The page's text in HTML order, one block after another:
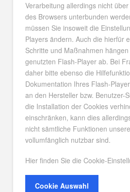
Verarbeitung allerdings nicht
des Browsers unterbunden
müssen Sie insoweit die
Players ändern. Auch die hierfür
Schritte und Maßnahmen
genutzten Flash-Player ab. Bei
daher bitte ebenso die
Dokumentation Ihres Flash-
an den Hersteller bzw. Benutzer-
die Installation der Cookies
einschränken, kann dies
nicht sämtliche Funktionen
vollumfänglich nutzbar sind.
Hier finden Sie die Cookie-
Cookie Auswahl